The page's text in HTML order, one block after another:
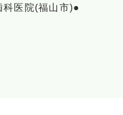
科医院(福山市)●